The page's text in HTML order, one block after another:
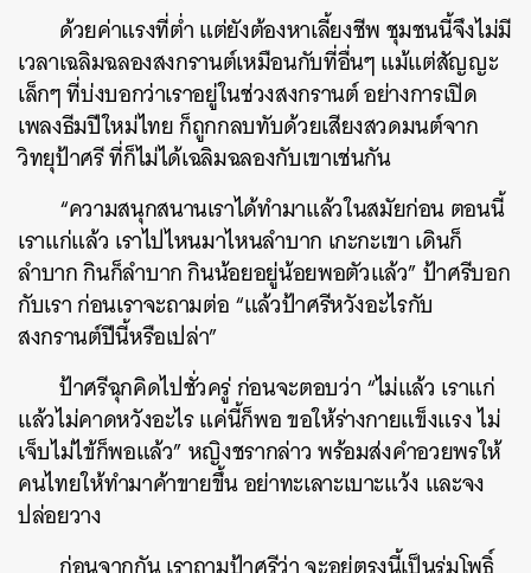
ด้วยค่าแรงที่ต่ำ แต่ยังต้องหาเลี้ยงชีพ ชุมชนนี้จึงไม่มี
เวลาเฉลิมฉลองสงกรานต์เหมือนกับที่อื่นๆ แม้แต่สัญญะ
เล็กๆ ที่บ่งบอกว่าเราอยู่ในช่วงสงกรานต์ อย่างการเปิด
เพลงธีมปีใหม่ไทย ก็ถูกกลบทับด้วยเสียงสวดมนต์จาก
วิทยุป้าศรี ที่ก็ไม่ได้เฉลิมฉลองกับเขาเช่นกัน
“ความสนุกสนานเราได้ทำมาแล้วในสมัยก่อน ตอนนี้
เราแก่แล้ว เราไปไหนมาไหนลำบาก เกะกะเขา เดินก็
ลำบาก กินก็ลำบาก กินน้อยอยู่น้อยพอตัวแล้ว” ป้าศรีบอก
กับเรา ก่อนเราจะถามต่อ “แล้วป้าศรีหวังอะไรกับ
สงกรานต์ปีนี้หรือเปล่า”
ป้าศรีฉุกคิดไปชั่วครู่ ก่อนจะตอบว่า “ไม่แล้ว เราแก่
แล้วไม่คาดหวังอะไร แค่นี้ก็พอ ขอให้ร่างกายแข็งแรง ไม่
เจ็บไม่ไข้ก็พอแล้ว” หญิงชรากล่าว พร้อมส่งคำอวยพรให้
คนไทยให้ทำมาค้าขายขึ้น อย่าทะเลาะเบาะแว้ง และจง
ปล่อยวาง